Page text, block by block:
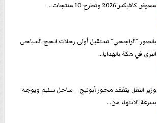
معرض كافيكس2026 وتطرح 10 منتجات...
بالصور ”الراجحي” تستقبل أولى رحلات الحج السياحى
البرى في مكة بالهدايا...
وزير النقل يتفقد محور أبوتيج – ساحل سليم ويوجه
بسرعة الانتهاء من...